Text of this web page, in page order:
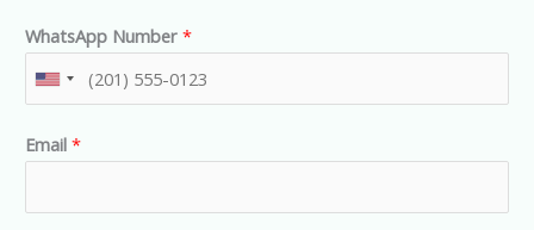
WhatsApp Number *
U
i
e
Email *